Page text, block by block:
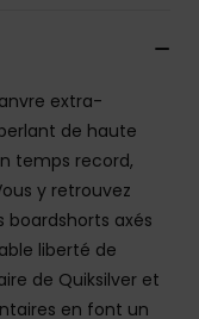
extra-
de haute
temps record,
y retrouvez
boardshorts axés
liberté de
de Quiksilver et
en font un